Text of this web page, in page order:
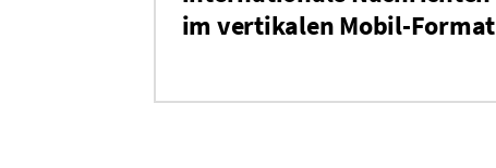
im vertikalen Mobil-Format